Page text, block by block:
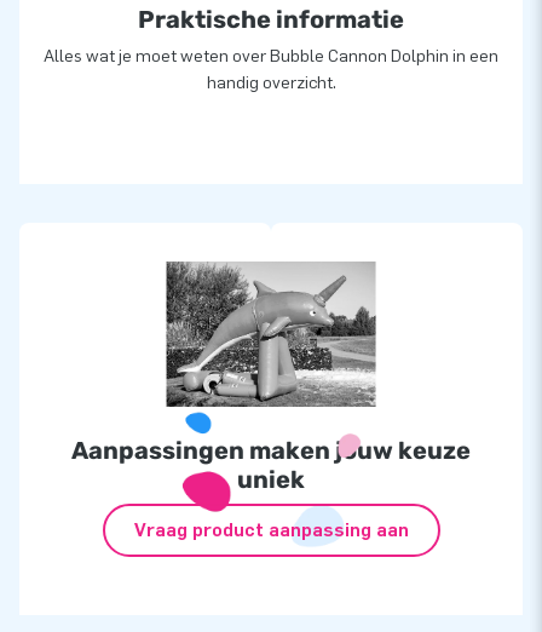
kan beginnen. Er wordt gemiddeld 30 tot 60 minuten met één
Bubble Machine gespeeld. Als de Bubble Machine leeg is, kan
het proces van vullen opnieuw beginnen. Zo heb je oneindig
Praktische informatie
Alles wat je moet weten over Bubble Cannon Dolphin in een
handig overzicht.
Aanpassingen maken jouw keuze
uniek
Vraag product aanpassing aan